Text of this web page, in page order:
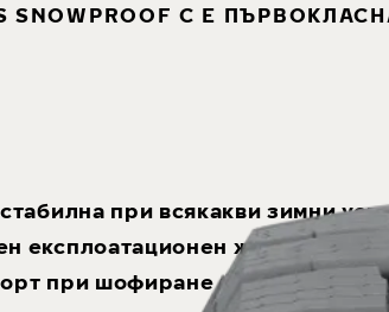
SNOWPROOF C Е
при всякакви зимни
експлоатационен живот - по-
при шофиране и по-ниско